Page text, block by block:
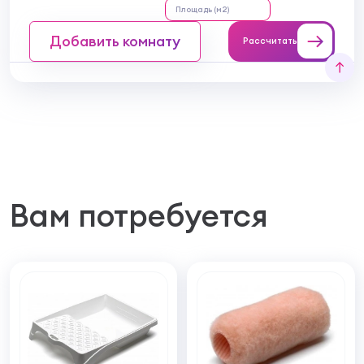
Добавить комнату Рассчитать
Вам потребуется